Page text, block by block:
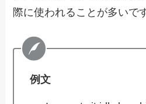
際に使われることが多いで
例文